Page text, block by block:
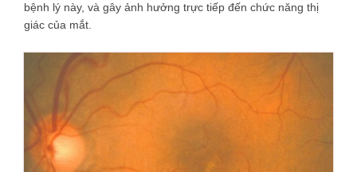
bệnh lý này, và gây ảnh hưởng trực tiếp đến chức năng thị
giác của mắt.